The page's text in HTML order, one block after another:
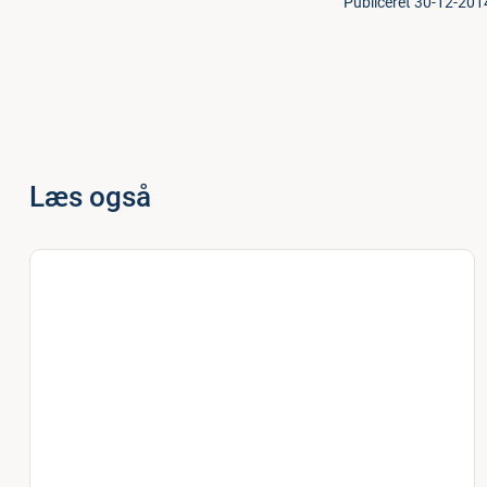
Læs også